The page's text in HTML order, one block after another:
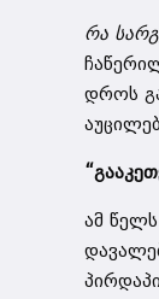
რა
დროს
ამ